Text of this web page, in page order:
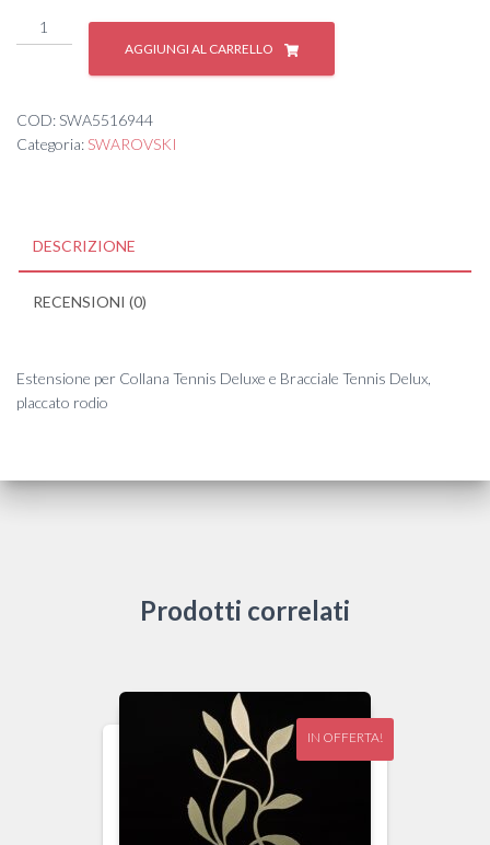
TENNIS
DLX:COLLANA
quantità
AGGIUNGI AL CARRELLO
COD: SWA5516944
Categoria: SWAROVSKI
DESCRIZIONE
RECENSIONI (0)
Estensione per Collana Tennis Deluxe e Bracciale Tennis Delux,
placcato rodio
Prodotti correlati
IN OFFERTA!